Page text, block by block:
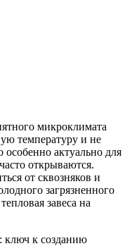
микроклимата
температуру и не
особенно актуально для
открываются.
от сквозняков и
загрязненного
завеса на